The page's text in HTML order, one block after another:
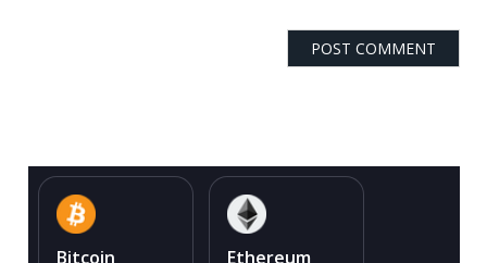
Bitcoin Ethereum